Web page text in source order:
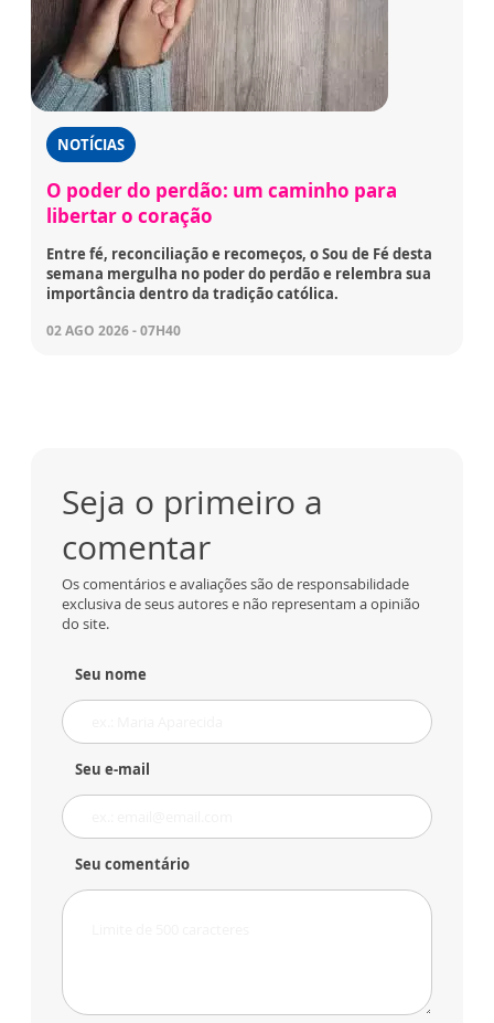
NOTÍCIAS
O poder do perdão: um caminho para
libertar o coração
Entre fé, reconciliação e recomeços, o Sou de Fé desta
semana mergulha no poder do perdão e relembra sua
importância dentro da tradição católica.
02 AGO 2026 - 07H40
Seja o primeiro a
comentar
Os comentários e avaliações são de responsabilidade
exclusiva de seus autores e não representam a opinião
do site.
Seu nome
Seu e-mail
Seu comentário